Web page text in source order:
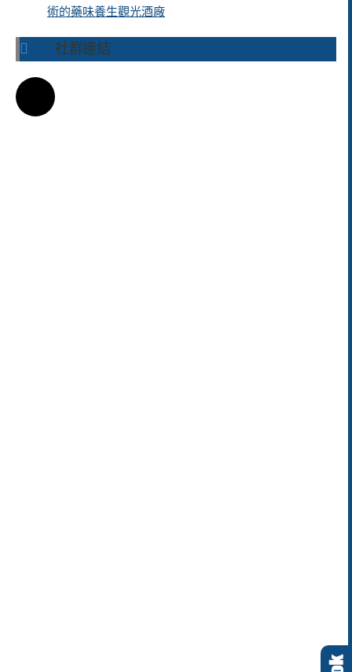
術的藥味養生觀光酒廠
社群連結